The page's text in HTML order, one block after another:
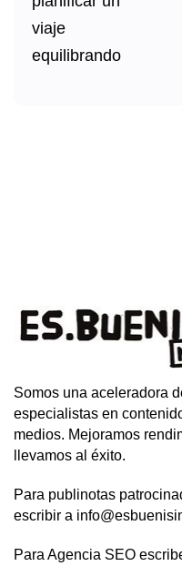
Somos una aceleradora
especialistas en
medios. Mejoramos
llevamos al éxito.
Para publinotas
escribir a
Para Agencia SEO